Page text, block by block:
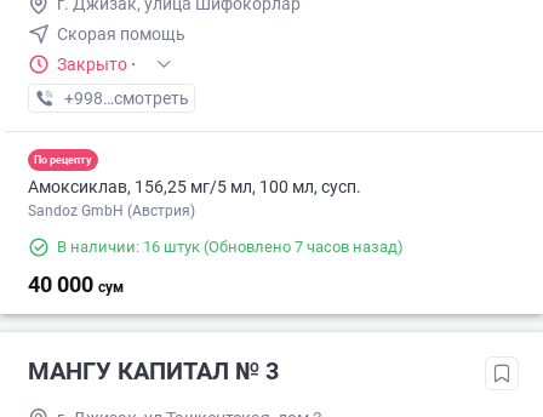
г. Джизак, улица Шифокорлар
Скорая помощь
Закрыто ·
+998 (91) XXX-XX-XX
смотреть
По рецепту
Амоксиклав, 156,25 мг/5 мл, 100 мл, сусп.
Sandoz GmbH (Австрия)
В наличии: 16 штук (Обновлено 7 часов назад)
40 000 сум
МАНГУ КАПИТАЛ № 3